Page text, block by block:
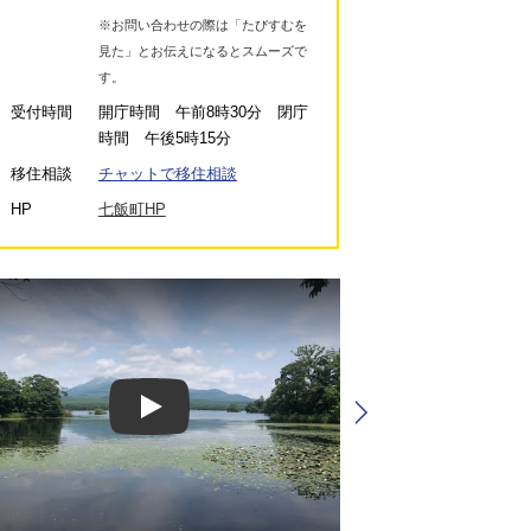
※お問い合わせの際は「たびすむを
見た」とお伝えになるとスムーズで
す。
受付時間
開庁時間 午前8時30分 閉庁
時間 午後5時15分
移住相談
チャットで移住相談
HP
七飯町HP
Play